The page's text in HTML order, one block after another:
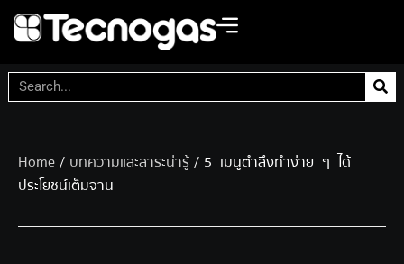
Home/ บทความและสาระน่ารู้/ 5 เมนูตำลึงทำง่าย ๆ ได้
ประโยชน์เต็มจาน